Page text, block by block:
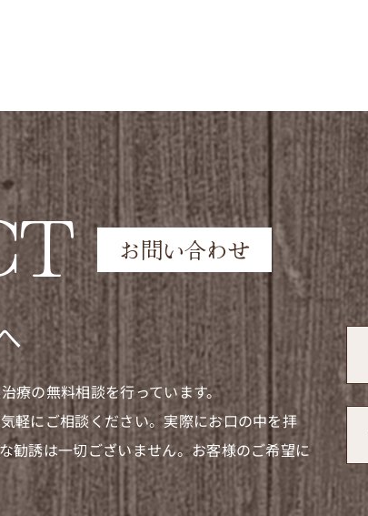
お問い合わせ
療の無料相談を行っています。
軽にご相談ください。実際にお口の中を拝
勧誘は一切ございません。お客様のご希望に